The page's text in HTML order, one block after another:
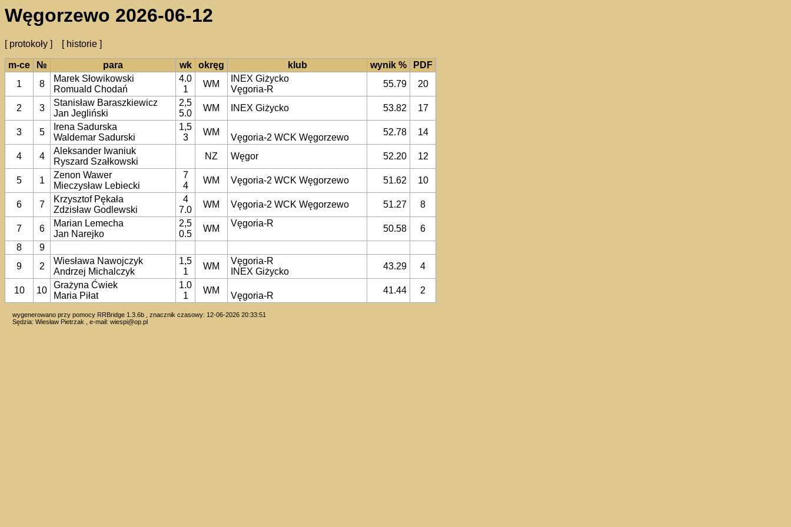
Węgorzewo 2026-06-12
[ protokoły ] [ historie ]
m-ce № para wk okręg klub wynik %
PDF
1
8
Marek Słowikowski 4.0
WM
INEX Giżycko
55.79 20
Romuald Chodań 1
Vęgoria-R
2
3
Stanisław Baraszkiewicz 2,5
WM INEX Giżycko 53.82 17
Jan Jegliński
5.0
3
5
Irena Sadurska 1,5
WM 52.78 14
Waldemar Sadurski 3
Vęgoria-2 WCK Węgorzewo
4
4
Aleksander Iwaniuk
NZ Węgor 52.20 12
Ryszard Szałkowski
5
1
Zenon Wawer 7
WM Vęgoria-2 WCK Węgorzewo 51.62 10
Mieczysław Lebiecki
4
6
7
Krzysztof Pękała 4
WM Vęgoria-2 WCK Węgorzewo 51.27 8
Zdzisław Godlewski
7.0
7
6
Marian Lemecha 2,5
WM
Vęgoria-R
50.58 6
Jan Narejko
0.5
8
9
9
2
Wiesława Nawojczyk 1,5
WM
Vęgoria-R
43.29 4
Andrzej Michalczyk 1
INEX Giżycko
10
10
Grażyna Ćwiek 1.0
WM 41.44 2
Maria Piłat 1 Vęgoria-R
wygenerowano przy pomocy RRBridge 1.3.6b , znacznik czasowy: 12-06-2026 20:33:51
Sędzia: Wiesław Pietrzak , e-mail:wiespi@op.pl